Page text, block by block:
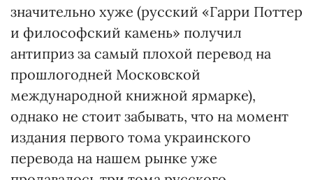
значительно хуже (русский «Гарри Поттер
и философский камень» получил
антиприз за самый плохой перевод на
прошлогодней Московской
международной книжной ярмарке),
однако не стоит забывать, что на момент
издания первого тома украинского
перевода на нашем рынке уже